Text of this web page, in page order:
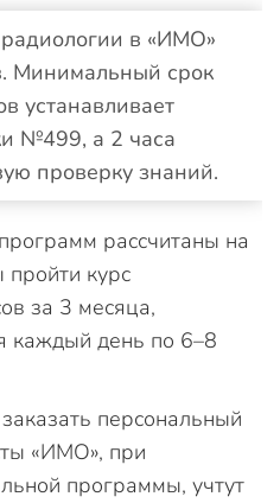
в «ИМО»
Минимальный срок
устанавливает
№499, а 2 часа
проверку знаний.
рассчитаны на
курс
за 3 месяца,
каждый день по 6–8
персональный
«ИМО», при
программы, учтут